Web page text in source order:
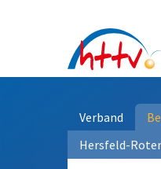
Verband
Hersfeld-